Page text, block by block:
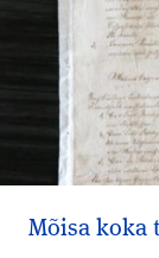
Mõisa koka